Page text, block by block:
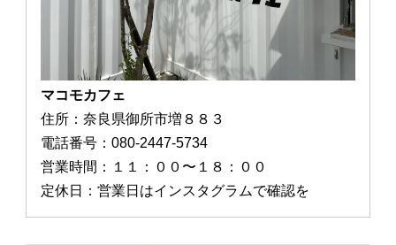
マコモカフェ
住所：奈良県御所市増８８３
電話番号：080-2447-5734
営業時間：１１：００〜１８：００
定休日：営業日はインスタグラムで確認を